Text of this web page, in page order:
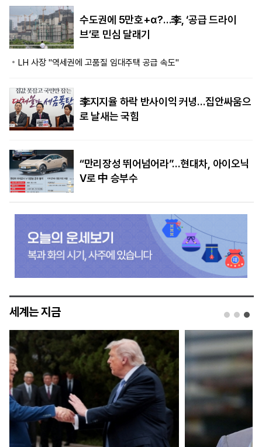
수도권에 5만호+α?…李, ‘공급 드라이
브’로 민심 달래기
LH 사장 "역세권에 고품질 임대주택 공급 속도"
李지지율 하락 반사이익 커녕…집안싸움으
로 날새는 국힘
“만리장성 뛰어넘어라”…현대차, 아이오닉
V로 中 승부수
세계는 지금